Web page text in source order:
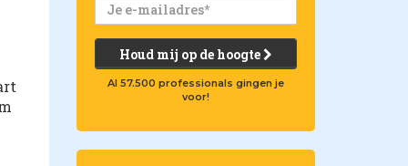
Houd mij op de hoogte
Al 57.500 professionals gingen je
voor!